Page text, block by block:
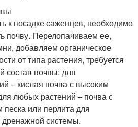
к посадке саженцев, необходимо
почву. Перелопачиваем ее,
добавляем органическое
от типа растения, требуется
состав почвы: для
– кислая почва с высоким
любых растений – почва с
или перлита для
системы.